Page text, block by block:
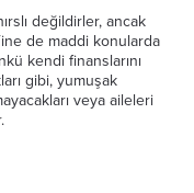
değildirler, ancak
de maddi konularda
kendi finanslarını
gibi, yumuşak
veya aileleri